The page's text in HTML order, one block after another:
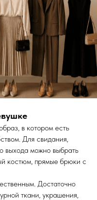
в котором есть
Для свидания,
выхода можно выбрать
костюм, прямые брюки с
Достаточно
ткани, украшения,